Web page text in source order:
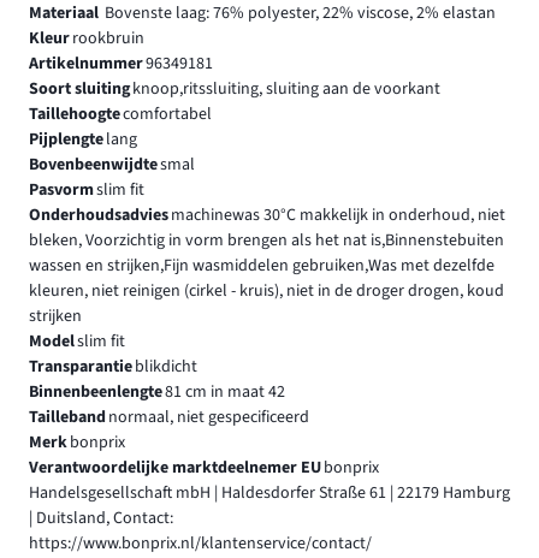
Materiaal Bovenste laag: 76% polyester, 22% viscose, 2% elastan
Kleurrookbruin
Artikelnummer96349181
Soort sluitingknoop,ritssluiting, sluiting aan de voorkant
Taillehoogtecomfortabel
Pijplengtelang
Bovenbeenwijdtesmal
Pasvormslim fit
Onderhoudsadviesmachinewas 30°C makkelijk in onderhoud, niet
bleken, Voorzichtig in vorm brengen als het nat is,Binnenstebuiten
wassen en strijken,Fijn wasmiddelen gebruiken,Was met dezelfde
kleuren, niet reinigen (cirkel - kruis), niet in de droger drogen, koud
strijken
Modelslim fit
Transparantieblikdicht
Binnenbeenlengte81 cm in maat 42
Taillebandnormaal, niet gespecificeerd
Merkbonprix
Verantwoordelijke marktdeelnemer EUbonprix
Handelsgesellschaft mbH | Haldesdorfer Straße 61 | 22179 Hamburg
| Duitsland, Contact:
https://www.bonprix.nl/klantenservice/contact/